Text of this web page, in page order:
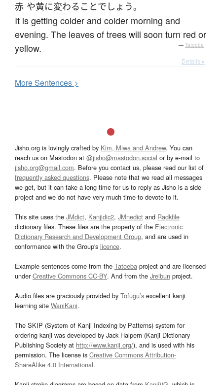
赤 や黄に変わる ことでしょう。
It is getting colder and colder morning and
evening. The leaves of trees will soon turn red or
yellow.
— Tatoeba
Details ▸
MoreSentences >
Jisho.org is lovingly crafted by Kim, Miwa and Andrew. You can
reach us on Mastodon at @jisho@mastodon.social or by e-mail to
jisho.org@gmail.com. Before you contact us, please read our list of
frequently asked questions. Please note that we read all messages
we get, but it can take a long time for us to reply as Jisho is a side
project and we do not have very much time to devote to it.
This site uses the JMdict, Kanjidic2, JMnedict and Radkfile
dictionary files. These files are the property of the Electronic
Dictionary Research and Development Group, and are used in
conformance with the Group's licence.
Example sentences come from the Tatoeba project and are licensed
underCreative Commons CC-BY. And from the Jreibun project.
Audio files are graciously provided by Tofugu’s excellent kanji
learning site WaniKani.
The SKIP (System of Kanji Indexing by Patterns) system for
ordering kanji was developed by Jack Halpern (Kanji Dictionary
Publishing Society at http://www.kanji.org/), and is used with his
permission. The license is Creative Commons Attribution-
ShareAlike 4.0 International.